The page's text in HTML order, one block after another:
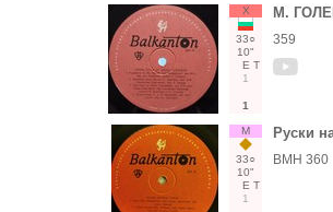
Х
33○
10"
Е Т
1
1
М.
359
М
33○
10"
Е Т
1
Руски
ВМН 360